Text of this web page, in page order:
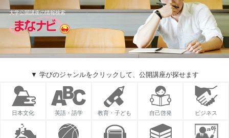
大学公開講座の情報検索
▼ 学びのジャンルをクリックして、公開講座が探せます
日本文化 英語・語学 教育・子ども 自己啓発 ビジネス